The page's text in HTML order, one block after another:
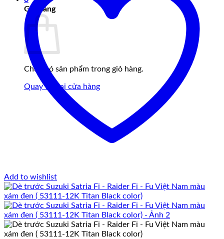
Giỏ hàng
Chưa có sản phẩm trong giỏ hàng.
Quay trở lại cửa hàng
Add to wishlist